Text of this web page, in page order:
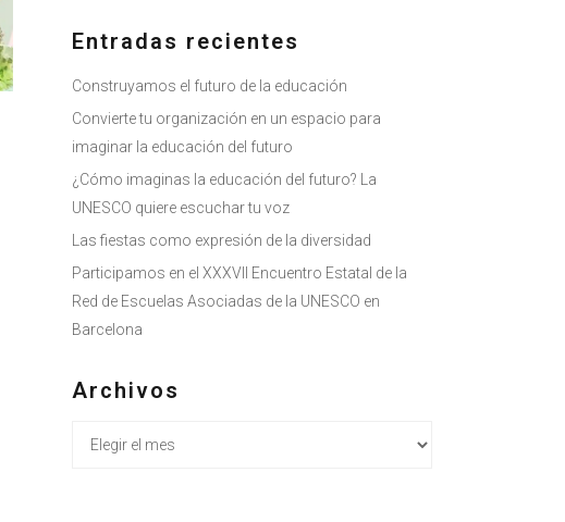
Entradas recientes
Construyamos el futuro de la educación
Convierte tu organización en un espacio para
imaginar la educación del futuro
¿Cómo imaginas la educación del futuro? La
UNESCO quiere escuchar tu voz
Las fiestas como expresión de la diversidad
Participamos en el XXXVII Encuentro Estatal de la
Red de Escuelas Asociadas de la UNESCO en
Barcelona
Archivos
Archivos